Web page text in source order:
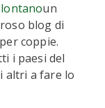
un
blog di
coppie.
i paesi del
altri a fare lo